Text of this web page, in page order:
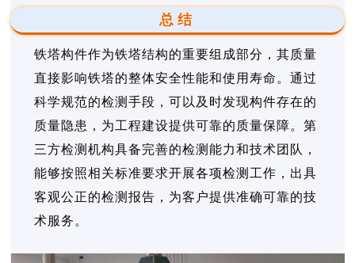
总结
铁塔构件作为铁塔结构的重要组成部分，其质量
直接影响铁塔的整体安全性能和使用寿命。通过
科学规范的检测手段，可以及时发现构件存在的
质量隐患，为工程建设提供可靠的质量保障。第
三方检测机构具备完善的检测能力和技术团队，
能够按照相关标准要求开展各项检测工作，出具
客观公正的检测报告，为客户提供准确可靠的技
术服务。